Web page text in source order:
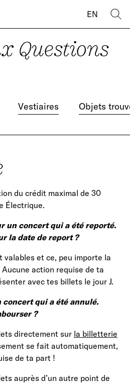
EN
Questions
Vestiaires Objets
du crédit maximal de 30
Électrique.
un concert qui a été reporté.
la date de report ?
valables et ce, peu importe la
action requise de ta
avec tes billets le jour J.
concert qui a été annulé.
?
directement sur la billetterie
se fait automatiquement,
de ta part !
auprès d’un autre point de